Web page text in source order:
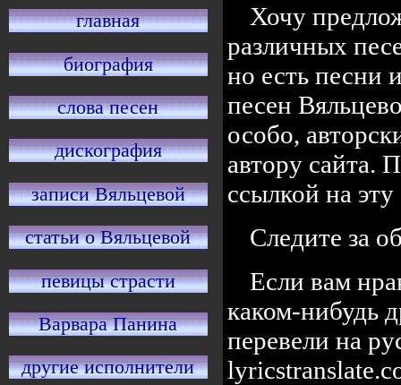
главная
биография
слова песен
дискография
записи Вяльцевой
статьи о Вяльцевой
певицы страсти
Варвара Панина
другие исполнители
Хочу
различных
но есть песни
песен
особо,
автору сайта.
ссылкой на
Следите за
Если вам
каком-нибудь
перевели на